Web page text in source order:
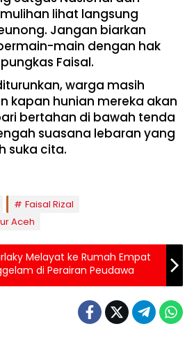
lihat langsung
Jangan biarkan
main dengan hak
Faisal.
warga masih
kapan hunian mereka akan
bertahan di bawah tenda
suasana lebaran yang
suka cita.
Faisal Rizal
Aceh
Melayat ke Rumah Empat
di Perairan Peudawa